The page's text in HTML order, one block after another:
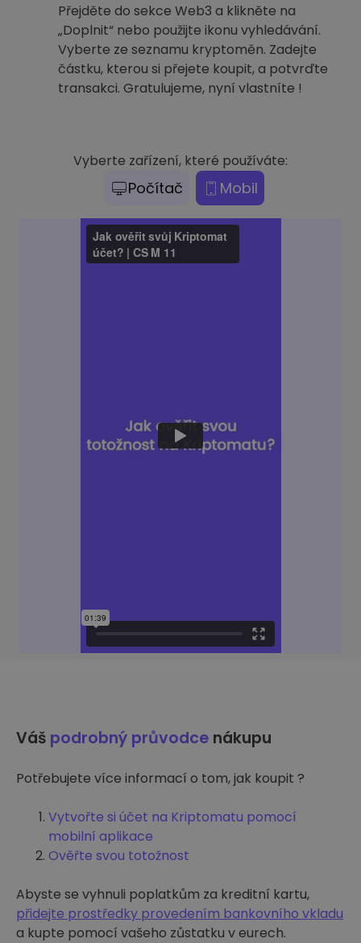
Přejděte do sekce Web3 a klikněte na
„Doplnit“ nebo použijte ikonu vyhledávání.
Vyberte ze seznamu kryptoměn. Zadejte
částku, kterou si přejete koupit, a potvrďte
transakci. Gratulujeme, nyní vlastníte !
Vyberte zařízení, které používáte:
Počítač Mobil
Váš podrobný průvodce nákupu
Potřebujete více informací o tom, jak koupit ?
Vytvořte si účet na Kriptomatu pomocí
mobilní aplikace
Ověřte svou totožnost
Abyste se vyhnuli poplatkům za kreditní kartu,
přidejte prostředky provedením bankovního vkladu
a kupte pomocí vašeho zůstatku v eurech.